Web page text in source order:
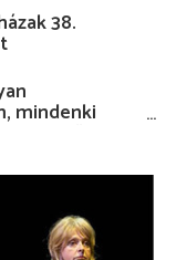
38.
mindenki